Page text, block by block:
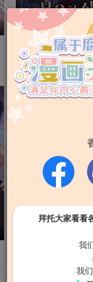
拜托大家看看
我
我
第
오슷카,NO PIE,백나라
不幸人生
帮助才是唯一的解。 身边都是Alpha的灿率真的能继续平安无事地当偶像吗？他与Alpha成员们之间的气氛也开始产生了微妙的变化⋯....
第52话
连载
太阳班幼儿园同学